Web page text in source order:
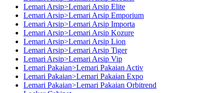
Lemari Arsip>Lemari Arsip Elite
Lemari Arsip>Lemari Arsip Emporium
Lemari Arsip>Lemari Arsip Importa
Lemari Arsip>Lemari Arsip Kozure
Lemari Arsip>Lemari Arsip Lion
Lemari Arsip>Lemari Arsip Tiger
Lemari Arsip>Lemari Arsip Vip
Lemari Pakaian>Lemari Pakaian Activ
Lemari Pakaian>Lemari Pakaian Expo
Lemari Pakaian>Lemari Pakaian Orbitrend